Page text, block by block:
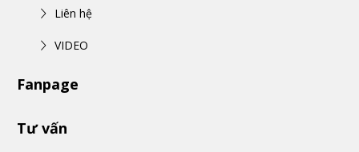
Liên hệ
VIDEO
Fanpage
Tư vấn